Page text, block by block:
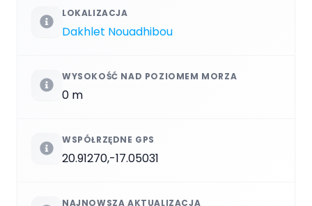
LOKALIZACJA
Dakhlet Nouadhibou
WYSOKOŚĆ NAD POZIOMEM MORZA
0 m
WSPÓŁRZĘDNE GPS
20.91270,-17.05031
NAJNOWSZA AKTUALIZACJA